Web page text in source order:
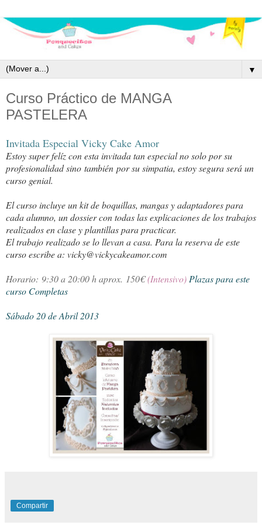
▼
Curso Práctico de MANGA
PASTELERA
Invitada Especial Vicky Cake Amor
Estoy super felíz con esta invitada tan especial no solo por su
profesionalidad sino también por su simpatia, estoy segura será un
curso genial.
El curso incluye un kit de boquillas, mangas y adaptadores para
cada alumno, un dossier con todas las explicaciones de los trabajos
realizados en clase y plantillas para practicar.
El trabajo realizado se lo llevan a casa. Para la reserva de este
curso escribe a: vicky@vickycakeamor.com
Horario: 9:30 a 20:00 h aprox. 150€(Intensivo)Plazas para este
curso Completas
Sábado 20 de Abril 2013
Compartir